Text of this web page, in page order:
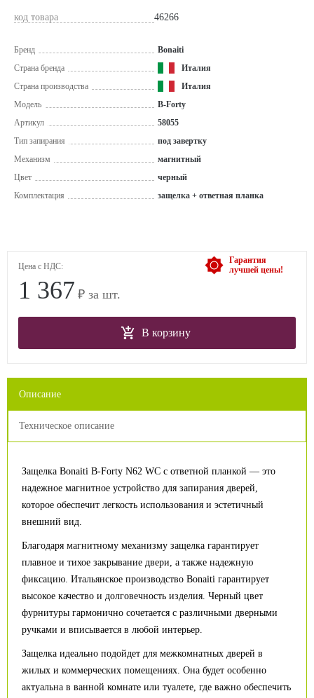
код товара 46266
Бренд
Bonaiti
Страна бренда
Италия
Страна производства
Италия
Модель
B-Forty
Артикул
58055
Тип запирания
под завертку
Механизм
магнитный
Цвет
черный
Комплектация
защелка + ответная планка
Гарантия
лучшей цены!
Цена с НДС:
1 367 ₽ за шт.
В корзину
Описание
Техническое описание
Защелка Bonaiti B-Forty N62 WC с ответной планкой — это
надежное магнитное устройство для запирания дверей,
которое обеспечит легкость использования и эстетичный
внешний вид.
Благодаря магнитному механизму защелка гарантирует
плавное и тихое закрывание двери, а также надежную
фиксацию. Итальянское производство Bonaiti гарантирует
высокое качество и долговечность изделия. Черный цвет
фурнитуры гармонично сочетается с различными дверными
ручками и вписывается в любой интерьер.
Защелка идеально подойдет для межкомнатных дверей в
жилых и коммерческих помещениях. Она будет особенно
актуальна в ванной комнате или туалете, где важно обеспечить